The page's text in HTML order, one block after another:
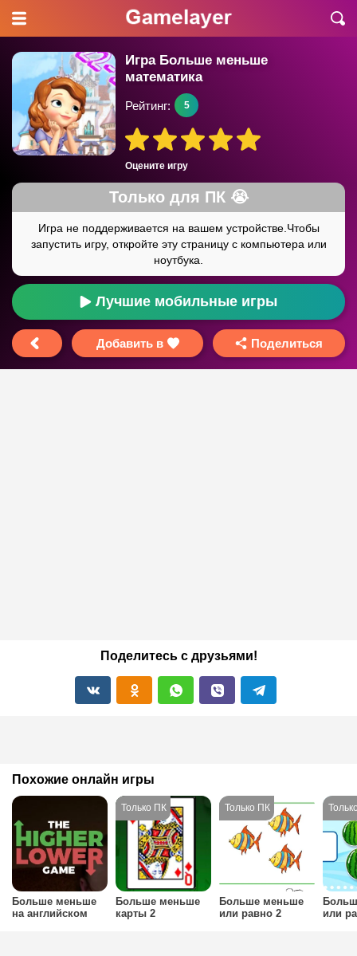
Игра Больше меньше
математика
Оцените игру
Рейтинг: 5
Лучшие мобильные игры
Добавить в Поделиться
Поделитесь с друзьями!
Похожие онлайн игры
Больше меньше
карты 2
Больше меньше
или равно 2
или
Больше меньше
на английском